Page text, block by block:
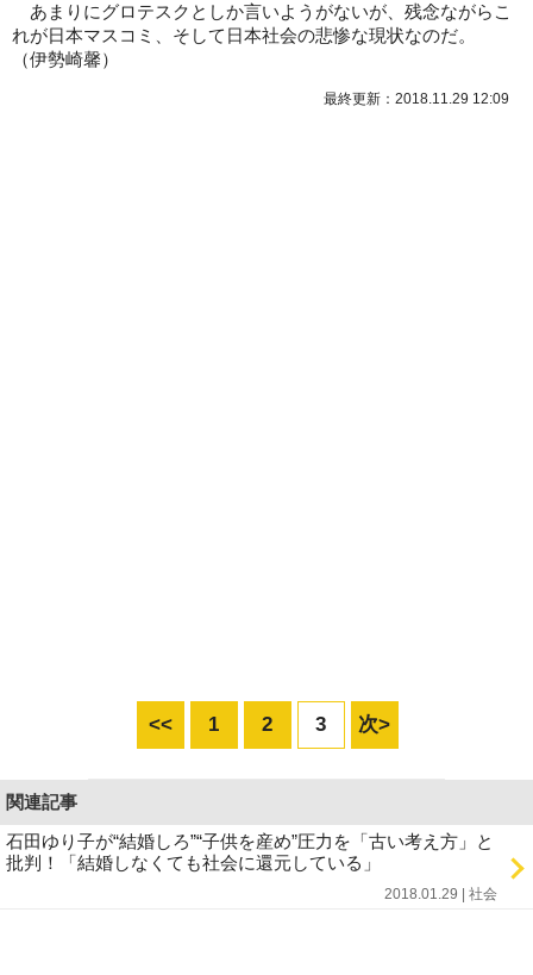
あまりにグロテスクとしか言いようがないが、残念ながらこ
れが日本マスコミ、そして日本社会の悲惨な現状なのだ。
（伊勢崎馨）
最終更新：2018.11.29 12:09
<< 1 2 3 次>
関連記事
石田ゆり子が“結婚しろ”“子供を産め”圧力を「古い考え方」と
批判！「結婚しなくても社会に還元している」
2018.01.29 | 社会